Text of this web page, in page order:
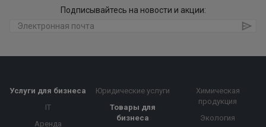
Подписывайтесь на новости и акции:
Услуги для бизнеса
IT
Аренда
Юридические услуги
Товары для
бизнеса
Химическая
продукция
Экология